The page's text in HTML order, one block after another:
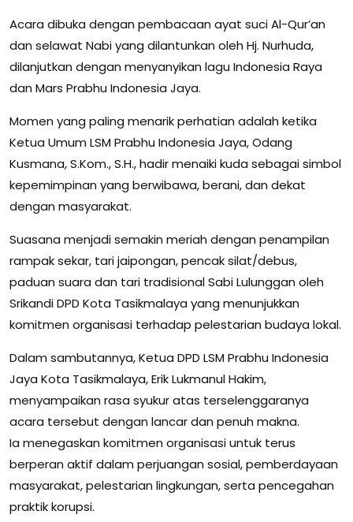
Acara dibuka dengan pembacaan ayat suci Al-Qur’an
dan selawat Nabi yang dilantunkan oleh Hj. Nurhuda,
dilanjutkan dengan menyanyikan lagu Indonesia Raya
dan Mars Prabhu Indonesia Jaya.
Momen yang paling menarik perhatian adalah ketika
Ketua Umum LSM Prabhu Indonesia Jaya, Odang
Kusmana, S.Kom., S.H., hadir menaiki kuda sebagai simbol
kepemimpinan yang berwibawa, berani, dan dekat
dengan masyarakat.
Suasana menjadi semakin meriah dengan penampilan
rampak sekar, tari jaipongan, pencak silat/debus,
paduan suara dan tari tradisional Sabi Lulunggan oleh
Srikandi DPD Kota Tasikmalaya yang menunjukkan
komitmen organisasi terhadap pelestarian budaya lokal.
Dalam sambutannya, Ketua DPD LSM Prabhu Indonesia
Jaya Kota Tasikmalaya, Erik Lukmanul Hakim,
menyampaikan rasa syukur atas terselenggaranya
acara tersebut dengan lancar dan penuh makna.
Ia menegaskan komitmen organisasi untuk terus
berperan aktif dalam perjuangan sosial, pemberdayaan
masyarakat, pelestarian lingkungan, serta pencegahan
praktik korupsi.